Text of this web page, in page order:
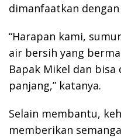
dimanfaatkan
“Harapan kami,
air bersih yang
Bapak Mikel dan
panjang,” katanya.
Selain membantu,
memberikan